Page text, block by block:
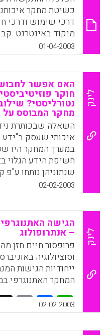
של הידע . עם זאת ,
כשיטה פרשנית
מהחוקר מודעות
לאור מטרתו
המחברות בנרטיבים
ברמות מורכבות
(אילנה אלקד –להמן
כשיטת מחקר
דרכי שימוש ודרכי
מיקוד באינטרנט.
בכל אחד משלבי
כמחקר עצמאי או
להיעזר בהן לשם
כמהלך אחד או
לשם בדיקת
קבוצות מיקוד
בהערכתן ובפיתוחן
העתידית של
בבחינת היפותזות
רעיונות לשאלונים
אישיים. (עדי גבתון,
01-04-2003
לינק
האם אפשר
חוקר
נטורליסטי?
מחקר המבוסס על
השאלה שבכותרת
איכותי שעסק
במערך המחקר היו
חשיפת הידע הגלוי
כמותי, וחשיפת
אתנוגרפיים
איכותי. שני
אלא שבניגוד להם
את התופעה ולא
עיבוד כמותי
הוא להתבסס
האיכותית או שזהו
גם על חשיבה
02-02-2003
לינק
הגישה
– אנתרופולוג
פרופסור חיים חזן
וסוציולוגיה
ייחודיות הגישות
המחקר האתנוגרפי
02-02-2003